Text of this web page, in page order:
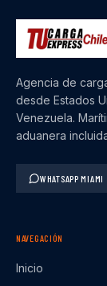
Agencia de
desde Estados
Venezuela.
aduanera
WHATSAPP MIAMI
NAVEGACIÓN
Inicio